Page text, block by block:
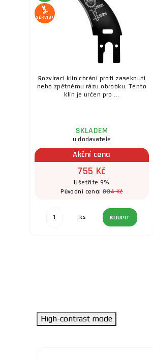
SERVIS+
Rozvírací klín chrání proti zaseknutí
nebo zpětnému rázu obrobku. Tento
klín je určen pro ...
SKLADEM
u dodavatele
Akční cena
755 Kč
Ušetříte 9%
Původní cena:834 Kč
ks KOUPIT
High-contrast mode